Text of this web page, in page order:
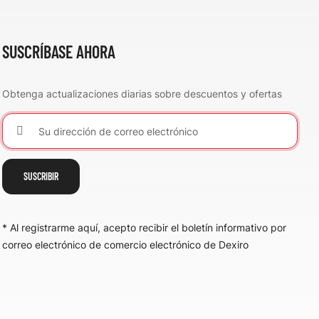
SUSCRÍBASE AHORA
Obtenga actualizaciones diarias sobre descuentos y ofertas
SUSCRIBIR
* Al registrarme aquí, acepto recibir el boletín informativo por
correo electrónico de comercio electrónico de Dexiro